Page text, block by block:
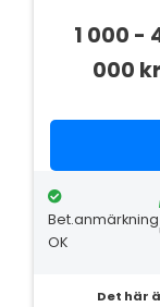
1 000 -
000 kr
Bet.anmärkning
OK
Det här